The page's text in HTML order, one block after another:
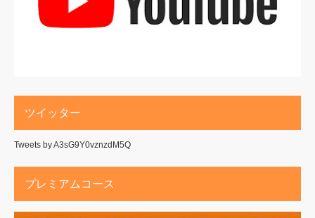
ツイッター
Tweets by A3sG9Y0vznzdM5Q
プレミアムコース